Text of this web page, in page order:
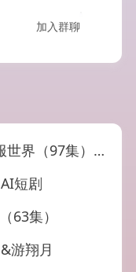
加入群聊
97集）萧雅锦
短剧
63集）
游翔月